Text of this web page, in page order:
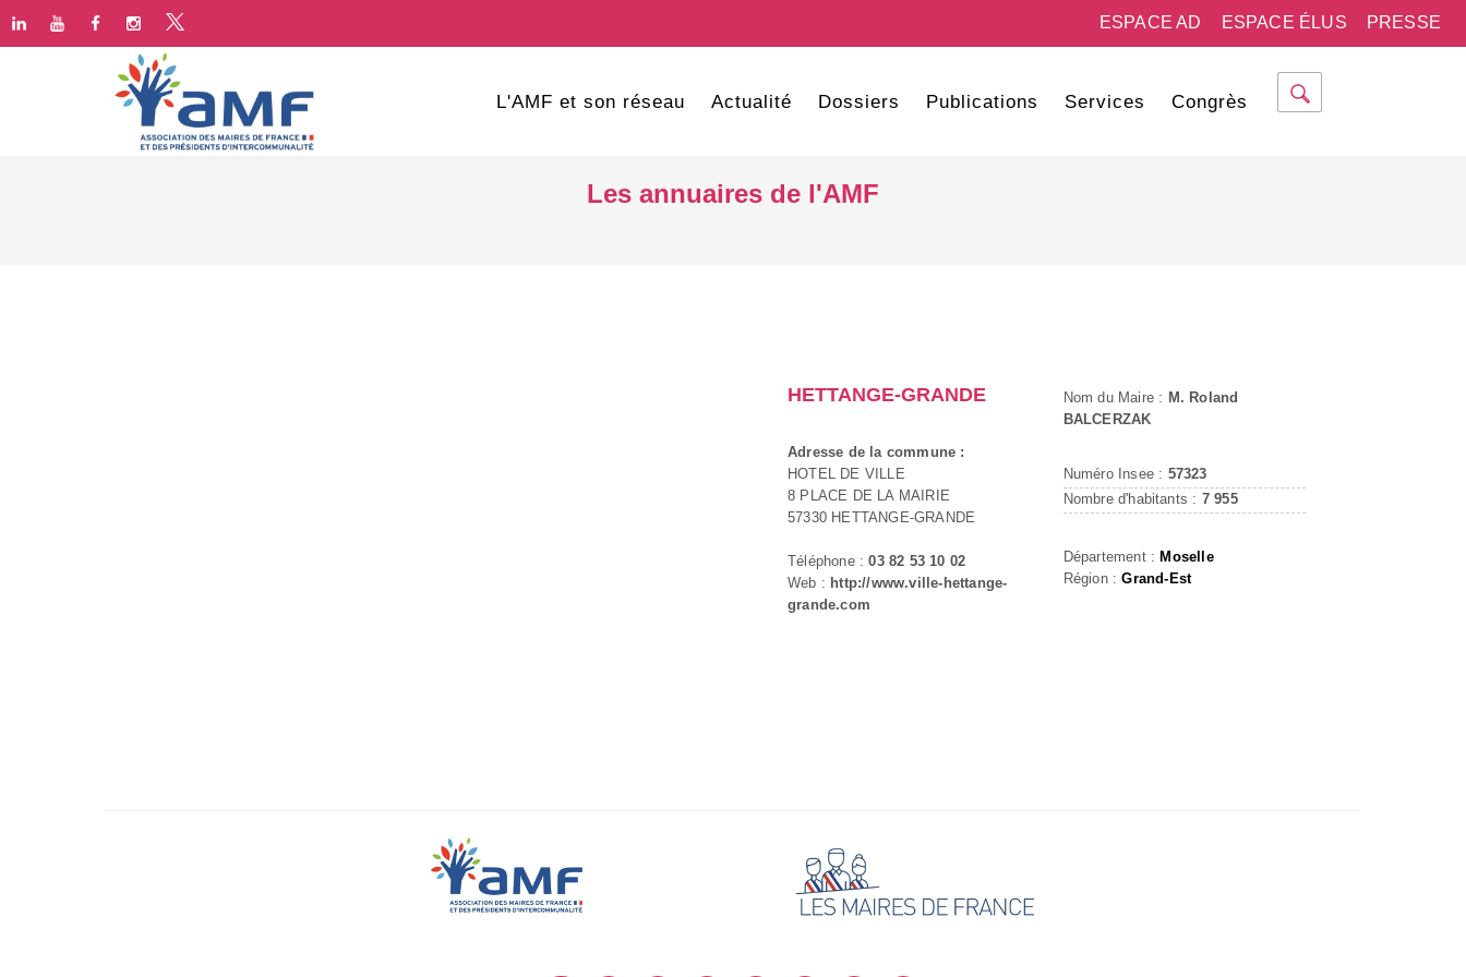
PRESSE
ESPACE ÉLUS
ESPACE AD
L'AMF et son réseau Actualité Dossiers Publications Services Congrès
Les annuaires de l'AMF
HETTANGE-GRANDE
Adresse de la commune :
HOTEL DE VILLE
8 PLACE DE LA MAIRIE
57330 HETTANGE-GRANDE
Téléphone :03 82 53 10 02
Web : http://www.ville-hettange-
grande.com
Nom du Maire : M. Roland
BALCERZAK
Numéro Insee : 57323
Nombre d'habitants : 7 955
Département : Moselle
Région :Grand-Est